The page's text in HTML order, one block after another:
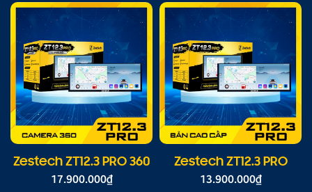
Zestech ZT12.3 PRO 360
17.900.000₫
Zestech ZT12.3 PRO
13.900.000₫